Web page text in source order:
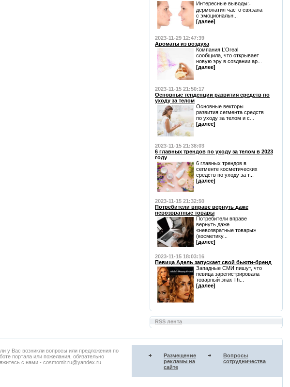
Интересные выводы:⁃
дермопатия часто связана
с эмоциональн...
[далее]
2023-11-29 12:47:39
Ароматы из воздуха
Компания L’Oreal
сообщила, что открывает
новую эру в создании ар...
[далее]
2023-11-15 21:50:17
Основные тенденции развития средств по
уходу за телом
Основные векторы
развития сегмента средств
по уходу за телом и с...
[далее]
2023-11-15 21:38:03
6 главных трендов по уходу за телом в 2023
году
6 главных трендов в
сегменте косметических
средств по уходу за т...
[далее]
2023-11-15 21:32:50
Потребители вправе вернуть даже
невозвратные товары
Потребители вправе
вернуть даже
«невозвратные товары»
(косметику...
[далее]
2023-11-15 18:03:16
Певица Адель запускает свой бьюти-бренд
Западные СМИ пишут, что
певица зарегистрировала
товарный знак Th...
[далее]
RSS лента
у Вас возникли вопросы или предложения по
портала или пожелания, обязательно
с нами - cosmomir.ru@yandex.ru
Размещение
рекламы на
сайте
Вопросы
сотрудничества